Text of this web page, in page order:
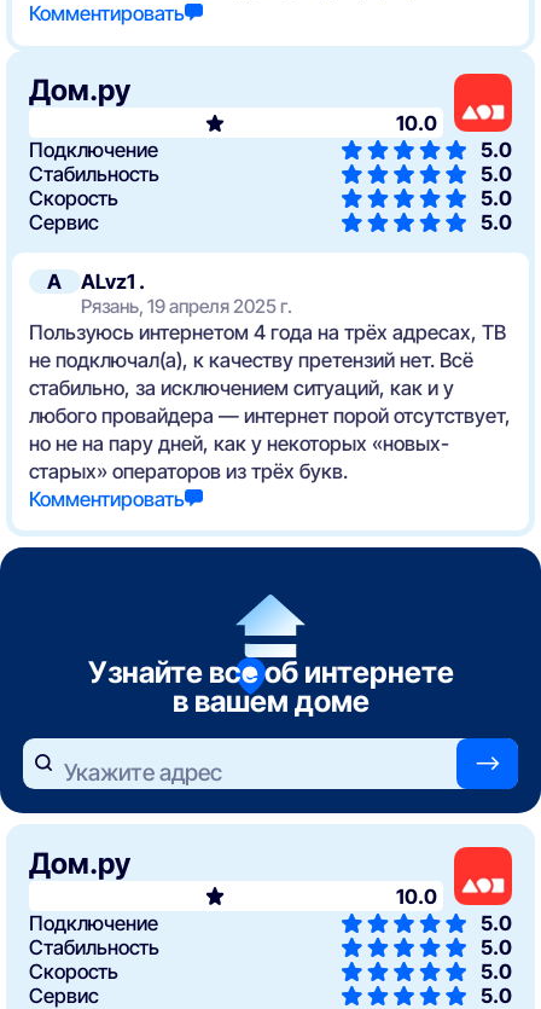
Комментировать
A ALvz1 .
Рязань, 19 апреля 2025 г.
Пользуюсь интернетом 4 года на трёх адресах, ТВ
не подключал(а), к качеству претензий нет. Всё
стабильно, за исключением ситуаций, как и у
любого провайдера — интернет порой отсутствует,
но не на пару дней, как у некоторых «новых-
старых» операторов из трёх букв.
Комментировать
Дом.ру
10.0
Подключение
5.0
Стабильность
5.0
Скорость
5.0
Сервис
5.0
Узнайте все об интернете
в вашем доме
Укажите адрес —>
Дом.ру
10.0
Подключение
5.0
Стабильность
5.0
Скорость
5.0
Сервис
5.0